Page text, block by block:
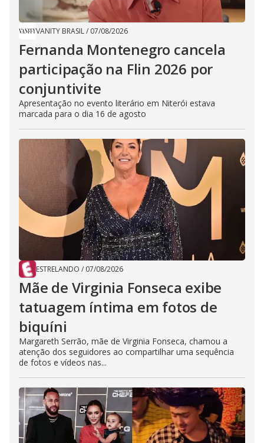
VANITY BRASIL/ 07/08/2026
Fernanda Montenegro cancela
participação na Flin 2026 por
conjuntivite
Apresentação no evento literário em Niterói estava
marcada para o dia 16 de agosto
ESTRELANDO / 07/08/2026
Mãe de Virginia Fonseca exibe
tatuagem íntima em fotos de
biquíni
Margareth Serrão, mãe de Virginia Fonseca, chamou a
atenção dos seguidores ao compartilhar uma sequência
de fotos e vídeos nas...